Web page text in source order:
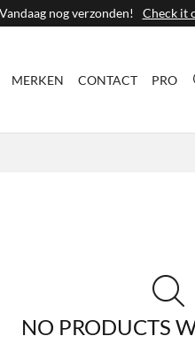
nog verzonden! Check it
MERKEN CONTACT PRO
NO PRODUCTS